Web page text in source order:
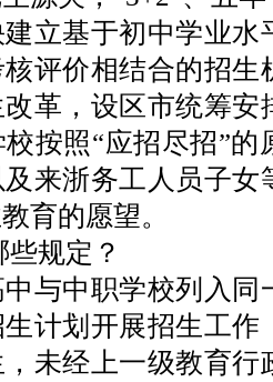
立基于初中学业
评价相结合的招
革，设区市统筹
按照“应招尽招”
来浙务工人员子
育的愿望。
规定？
与中职学校列入
计划开展招生工
未经上一级教育